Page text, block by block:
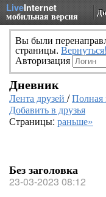
LiveInternet
мобильная версия
Вы были
страницы. Вернуться!
Авторизация
Дневник
Лента друзей /Полная
Добавить в друзья
Страницы: раньше»
Без заголовка
23-03-2023 08:12